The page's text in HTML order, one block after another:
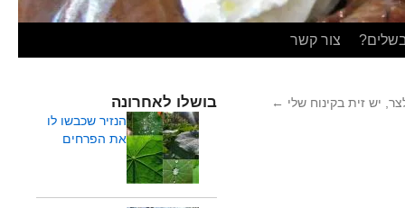
צור קשר
יש זית בקינוח שלי ← בושלו לאחרונה
הנזיר שכבשו לו
את הפרחים